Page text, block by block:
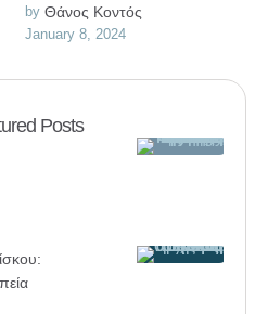
κάτι που γίνεται σε εσένα. Τι
ρόλο μπορείς να παίξεις …
by Θάνος Κοντός
January 8, 2024
Posts